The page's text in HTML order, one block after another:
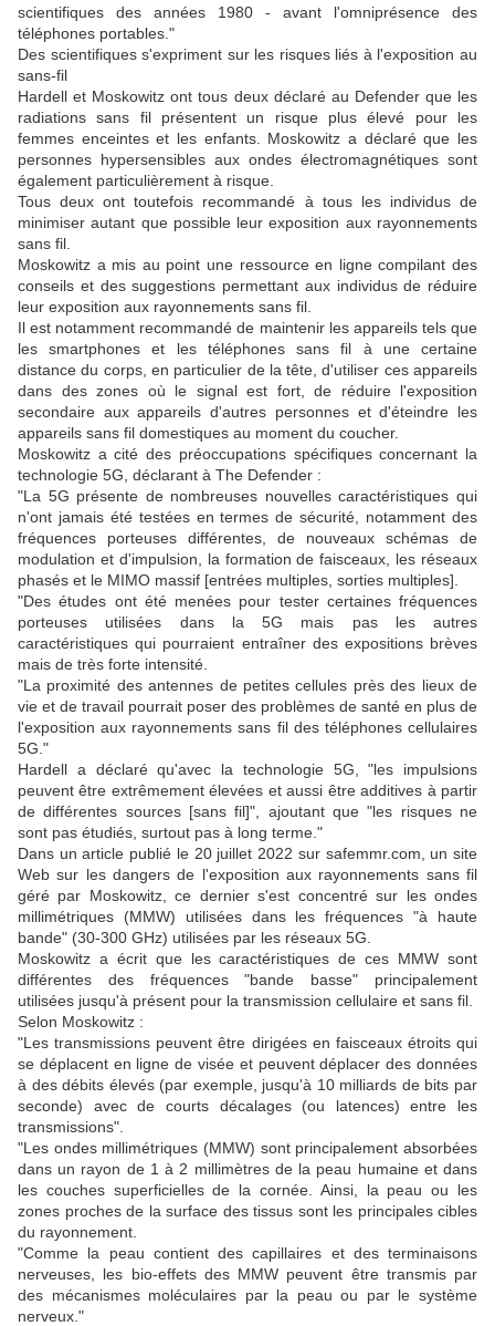
scientifiques des années 1980 - avant l'omniprésence des
téléphones portables."
Des scientifiques s'expriment sur les risques liés à l'exposition au
sans-fil
Hardell et Moskowitz ont tous deux déclaré au Defender que les
radiations sans fil présentent un risque plus élevé pour les
femmes enceintes et les enfants. Moskowitz a déclaré que les
personnes hypersensibles aux ondes électromagnétiques sont
également particulièrement à risque.
Tous deux ont toutefois recommandé à tous les individus de
minimiser autant que possible leur exposition aux rayonnements
sans fil.
Moskowitz a mis au point une ressource en ligne compilant des
conseils et des suggestions permettant aux individus de réduire
leur exposition aux rayonnements sans fil.
Il est notamment recommandé de maintenir les appareils tels que
les smartphones et les téléphones sans fil à une certaine
distance du corps, en particulier de la tête, d'utiliser ces appareils
dans des zones où le signal est fort, de réduire l'exposition
secondaire aux appareils d'autres personnes et d'éteindre les
appareils sans fil domestiques au moment du coucher.
Moskowitz a cité des préoccupations spécifiques concernant la
technologie 5G, déclarant à The Defender :
"La 5G présente de nombreuses nouvelles caractéristiques qui
n'ont jamais été testées en termes de sécurité, notamment des
fréquences porteuses différentes, de nouveaux schémas de
modulation et d'impulsion, la formation de faisceaux, les réseaux
phasés et le MIMO massif [entrées multiples, sorties multiples].
"Des études ont été menées pour tester certaines fréquences
porteuses utilisées dans la 5G mais pas les autres
caractéristiques qui pourraient entraîner des expositions brèves
mais de très forte intensité.
"La proximité des antennes de petites cellules près des lieux de
vie et de travail pourrait poser des problèmes de santé en plus de
l'exposition aux rayonnements sans fil des téléphones cellulaires
5G."
Hardell a déclaré qu'avec la technologie 5G, "les impulsions
peuvent être extrêmement élevées et aussi être additives à partir
de différentes sources [sans fil]", ajoutant que "les risques ne
sont pas étudiés, surtout pas à long terme."
Dans un article publié le 20 juillet 2022 sur safemmr.com, un site
Web sur les dangers de l'exposition aux rayonnements sans fil
géré par Moskowitz, ce dernier s'est concentré sur les ondes
millimétriques (MMW) utilisées dans les fréquences "à haute
bande" (30-300 GHz) utilisées par les réseaux 5G.
Moskowitz a écrit que les caractéristiques de ces MMW sont
différentes des fréquences "bande basse" principalement
utilisées jusqu'à présent pour la transmission cellulaire et sans fil.
Selon Moskowitz :
"Les transmissions peuvent être dirigées en faisceaux étroits qui
se déplacent en ligne de visée et peuvent déplacer des données
à des débits élevés (par exemple, jusqu'à 10 milliards de bits par
seconde) avec de courts décalages (ou latences) entre les
transmissions".
"Les ondes millimétriques (MMW) sont principalement absorbées
dans un rayon de 1 à 2 millimètres de la peau humaine et dans
les couches superficielles de la cornée. Ainsi, la peau ou les
zones proches de la surface des tissus sont les principales cibles
du rayonnement.
"Comme la peau contient des capillaires et des terminaisons
nerveuses, les bio-effets des MMW peuvent être transmis par
des mécanismes moléculaires par la peau ou par le système
nerveux."